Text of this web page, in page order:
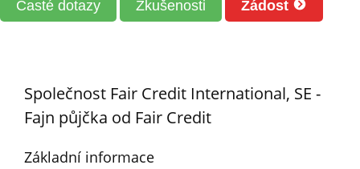
Časté dotazy Zkušenosti Žádost
Společnost Fair Credit International, SE -
Fajn půjčka od Fair Credit
Základní informace